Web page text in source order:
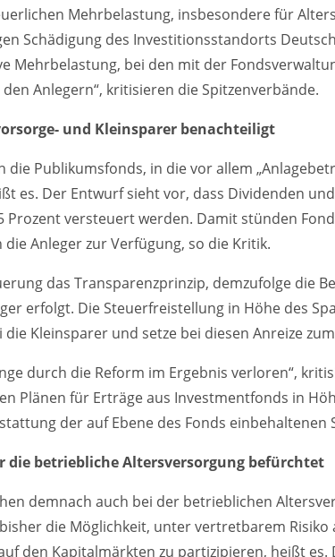
Mehrbelastung, insbesondere für
Schädigung des Investitionsstandorts
Mehrbelastung, bei den mit der
Anlegern“, kritisieren die Spitzenverbände.
und Kleinsparer benachteiligt
die Publikumsfonds, in die vor allem
es. Der Entwurf sieht vor, dass Dividenden
Prozent versteuert werden. Damit stünden
Anleger zur Verfügung, so die Kritik.
das Transparenzprinzip, demzufolge die
erfolgt. Die Steuerfreistellung in Höhe des
Kleinsparer und setze bei diesen Anreize
durch die Reform im Ergebnis verloren“,
Plänen für Erträge aus Investmentfonds in
der auf Ebene des Fonds einbehaltenen
die betriebliche Altersversorgung befürchtet
demnach auch bei der betrieblichen
die Möglichkeit, unter vertretbarem Risiko
den Kapitalmärkten zu partizipieren, heißt es.